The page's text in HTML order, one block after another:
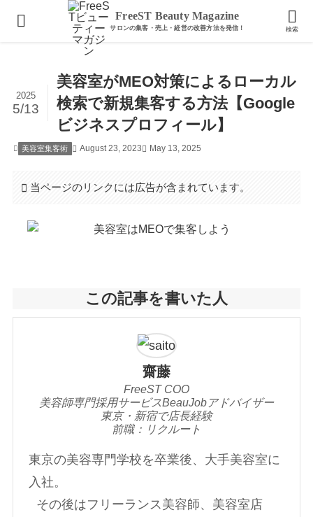
FreeST Beauty Magazine
検索
ホーム 美容室集客術
美容室がMEO対策によるローカル
検索で新規集客する方法【Google
ビジネスプロフィール】
2025
5/13
美容室集客術 August 23, 2023 May 13, 2025
当ページのリンクには広告が含まれています。
この記事を書いた人
齋藤
FreeST COO
美容師専門採用サービスBeauJobアドバイザー
東京・新宿で店長経験
前職：リクルート
東京の美容専門学校を卒業後、大手美容室に
入社。
その後はフリーランス美容師、美容室店